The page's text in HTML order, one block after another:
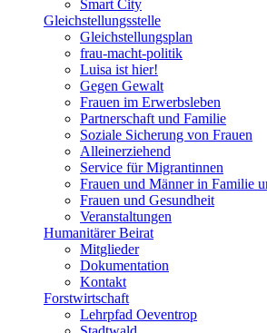
Smart City
Gleichstellungsstelle
Gleichstellungsplan
frau-macht-politik
Luisa ist hier!
Gegen Gewalt
Frauen im Erwerbsleben
Partnerschaft und Familie
Soziale Sicherung von Frauen
Alleinerziehend
Service für Migrantinnen
Frauen und Männer in Familie
Frauen und Gesundheit
Veranstaltungen
Humanitärer Beirat
Mitglieder
Dokumentation
Kontakt
Forstwirtschaft
Lehrpfad Oeventrop